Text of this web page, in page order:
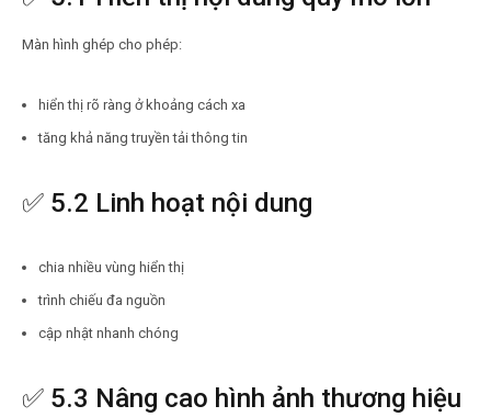
Màn hình ghép cho phép:
hiển thị rõ ràng ở khoảng cách xa
tăng khả năng truyền tải thông tin
✅ 5.2 Linh hoạt nội dung
chia nhiều vùng hiển thị
trình chiếu đa nguồn
cập nhật nhanh chóng
✅ 5.3 Nâng cao hình ảnh thương hiệu